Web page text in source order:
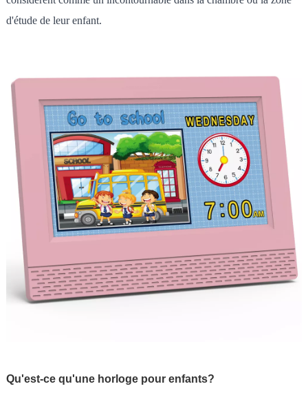
d'étude de leur enfant.
Qu'est-ce qu'une horloge pour enfants?